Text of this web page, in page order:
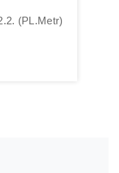
(PL.Metr)